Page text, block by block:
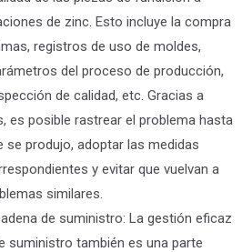
de zinc. Esto incluye la compra
registros de uso de moldes,
del proceso de producción,
de calidad, etc. Gracias a
es posible rastrear el problema hasta
se produjo, adoptar las medidas
y evitar que vuelvan a
similares.
de suministro: La gestión eficaz
suministro también es una parte